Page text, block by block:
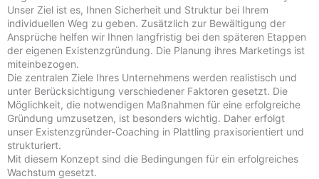
Unser Ziel ist es, Ihnen Sicherheit und Struktur bei Ihrem
individuellen Weg zu geben. Zusätzlich zur Bewältigung der
Ansprüche helfen wir Ihnen langfristig bei den späteren Etappen
der eigenen Existenzgründung. Die Planung ihres Marketings ist
miteinbezogen.
Die zentralen Ziele Ihres Unternehmens werden realistisch und
unter Berücksichtigung verschiedener Faktoren gesetzt. Die
Möglichkeit, die notwendigen Maßnahmen für eine erfolgreiche
Gründung umzusetzen, ist besonders wichtig. Daher erfolgt
unser Existenzgründer-Coaching in Plattling praxisorientiert und
strukturiert.
Mit diesem Konzept sind die Bedingungen für ein erfolgreiches
Wachstum gesetzt.